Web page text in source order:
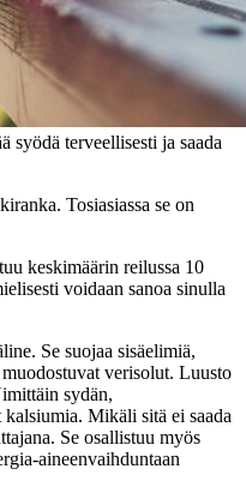
syödä terveellisesti ja saada
Tosiasiassa se on
keskimäärin reilussa 10
voidaan sanoa sinulla
Se suojaa sisäelimiä,
verisolut. Luusto
sydän,
Mikäli sitä ei saada
Se osallistuu myös
aineenvaihduntaan